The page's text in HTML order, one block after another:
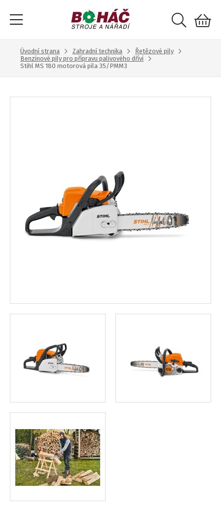
Úvodní strana Zahradní technika
Řetězové pily
Benzínové pily pro přípravu palivového dříví
Stihl MS 180 motorová pila 35/PMM3